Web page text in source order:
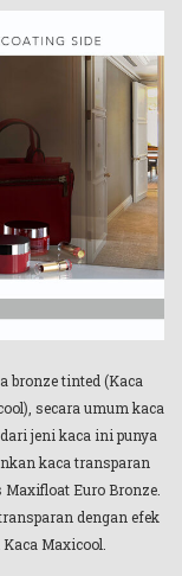
bronze tinted (Kaca
secara umum kaca
jeni kaca ini punya
kaca transparan
Euro Bronze.
dengan efek
Maxicool.